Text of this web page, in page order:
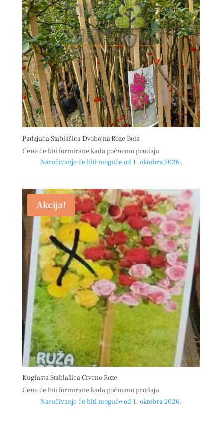
Padajuća Stablašica Dvobojna Roze Bela
Cene će biti formirane kada počnemo prodaju
Naručivanje će biti moguće od 1. oktobra 2026.
Akcija!
Kuglasta Stablašica Crveno Roze
Cene će biti formirane kada počnemo prodaju
Naručivanje će biti moguće od 1. oktobra 2026.